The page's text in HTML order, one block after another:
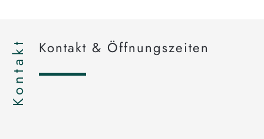
Kontakt Kontakt & Öffnungszeiten